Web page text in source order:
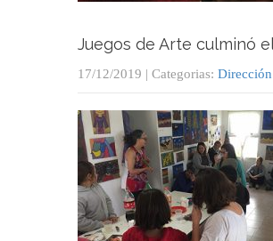
Juegos de Arte culminó
17/12/2019 | Categorias: